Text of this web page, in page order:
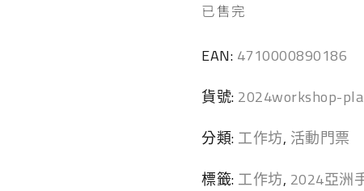
已售完
EAN: 4710000890186
貨號: 2024workshop-
分類: 工作坊, 活動門票
標籤: 工作坊, 2024亞洲